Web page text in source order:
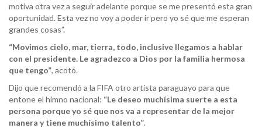
motiva otra vez a seguir adelante porque se me presentó esta gran
oportunidad. Esta vez no voy a poder ir pero yo sé que me esperan
grandes cosas”.
“Movimos cielo, mar, tierra, todo, inclusive llegamos a hablar
con el presidente. Le agradezco a Dios por la familia hermosa
que tengo”, acotó.
Dijo que recomendó a la FIFA otro artista paraguayo para que
entone el himno nacional: “Le deseo muchísima suerte a esta
persona porque yo sé que nos va a representar de la mejor
manera y tiene muchísimo talento”.